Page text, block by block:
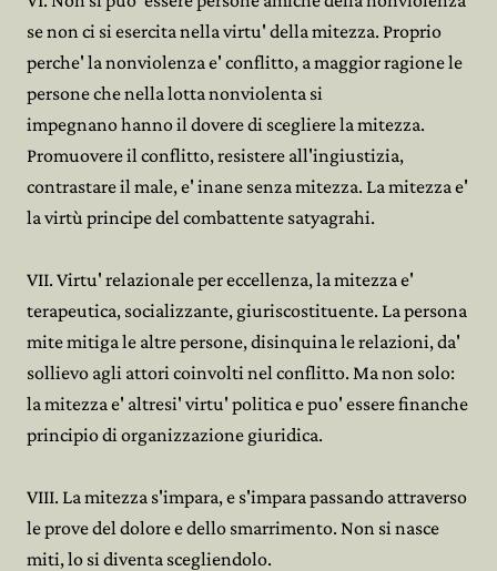
se non ci si esercita nella virtu' della mitezza. Proprio
perche' la nonviolenza e' conflitto, a maggior ragione le
persone che nella lotta nonviolenta si
impegnano hanno il dovere di scegliere la mitezza.
Promuovere il conflitto, resistere all'ingiustizia,
contrastare il male, e' inane senza mitezza. La mitezza e'
la virtù principe del combattente satyagrahi.
VII. Virtu' relazionale per eccellenza, la mitezza e'
terapeutica, socializzante, giuriscostituente. La persona
mite mitiga le altre persone, disinquina le relazioni, da'
sollievo agli attori coinvolti nel conflitto. Ma non solo:
la mitezza e' altresi' virtu' politica e puo' essere finanche
principio di organizzazione giuridica.
VIII. La mitezza s'impara, e s'impara passando attraverso
le prove del dolore e dello smarrimento. Non si nasce
miti, lo si diventa scegliendolo.